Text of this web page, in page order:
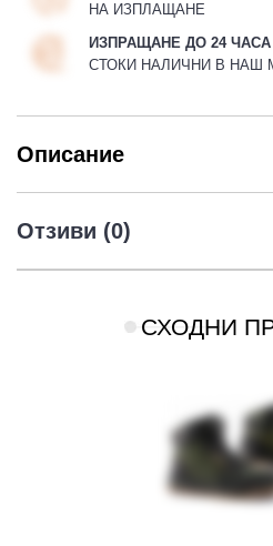
НА ИЗПЛАЩАНЕ
ИЗПРАЩАНЕ ДО 24 ЧАСА
СТОКИ НАЛИЧНИ В НАШ
Описание
Отзиви (0)
СХОДНИ